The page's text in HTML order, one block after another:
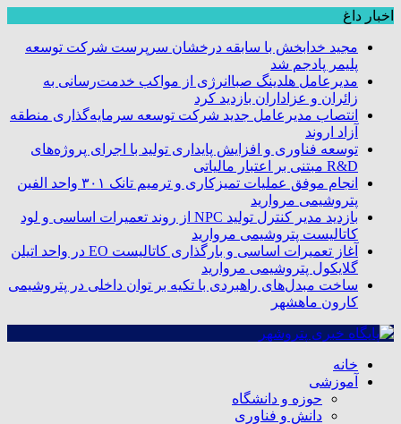
اخبار داغ
مجید خدابخش با سابقه درخشان سرپرست شرکت توسعه
پلیمر پادجم شد
مدیرعامل هلدینگ صباانرژی از مواکب خدمت‌رسانی به
زائران و عزاداران بازدید کرد
انتصاب مدیرعامل جدید شرکت توسعه سرمایه‌گذاری منطقه
آزاد اروند
توسعه فناوری و افزایش پایداری تولید با اجرای پروژه‌های
R&D مبتنی بر اعتبار مالیاتی
انجام موفق عملیات تمیزکاری و ترمیم تانک ۳۰۱ واحد الفین
پتروشیمی مروارید
بازدید مدیر کنترل تولید NPC از روند تعمیرات اساسی و لود
کاتالیست پتروشیمی مروارید
آغاز تعمیرات اساسی و بارگذاری کاتالیست EO در واحد اتیلن
گلایکول پتروشیمی مروارید
ساخت مبدل‌های راهبردی با تکیه بر توان داخلی در پتروشیمی
کارون ماهشهر
خانه
آموزشی
حوزه و دانشگاه
دانش و فناوری